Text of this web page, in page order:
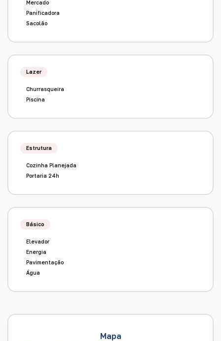
Mercado
Panificadora
Sacolão
Lazer
Churrasqueira
Piscina
Estrutura
Cozinha Planejada
Portaria 24h
Básico
Elevador
Energia
Pavimentação
Água
Mapa